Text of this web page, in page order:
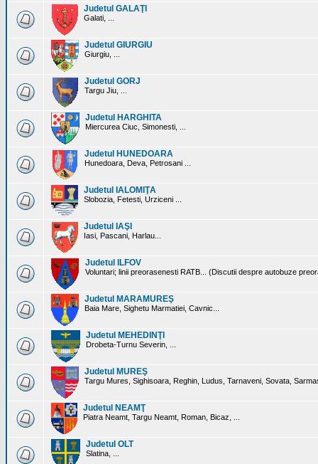
Judetul GALAŢI
Galati, ...
Judetul GIURGIU
Giurgiu, ...
Judetul GORJ
Targu Jiu, ...
Judetul HARGHITA
Miercurea Ciuc, Simonesti, ...
Judetul HUNEDOARA
Hunedoara, Deva, Petrosani ...
Judetul IALOMIŢA
Slobozia, Fetesti, Urziceni ...
Judetul IAŞI
Iasi, Pascani, Harlau...
Judetul ILFOV
Voluntari; linii preorasenesti RATB... (Discutii despre autobuze
Judetul MARAMUREŞ
Baia Mare, Sighetu Marmatiei, Cavnic...
Judetul MEHEDINŢI
Drobeta-Turnu Severin, ...
Judetul MUREŞ
Targu Mures, Sighisoara, Reghin, Ludus, Tarnaveni, Sovata,
Judetul NEAMŢ
Piatra Neamt, Targu Neamt, Roman, Bicaz, ...
Judetul OLT
Slatina, ...